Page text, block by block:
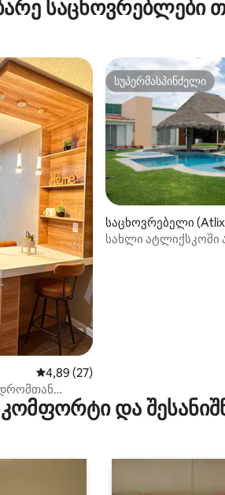
საცხოვრებლები
საშუალო შეფასებაა 5‑დან 4,89,
4,89 (27)
სუპერმასპინძელი
სუპერმასპინძელი
საცხოვრებელი
სახლი ატლიქსკოში
და